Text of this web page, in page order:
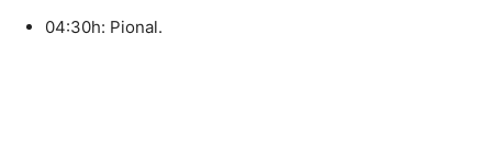
04:30h: Pional.